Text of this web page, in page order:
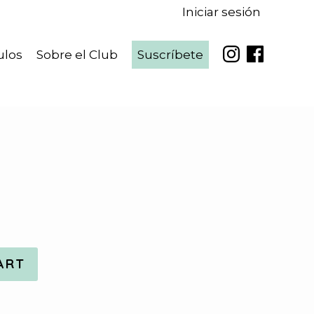
Sobre el Club Suscríbete
Iniciar sesión